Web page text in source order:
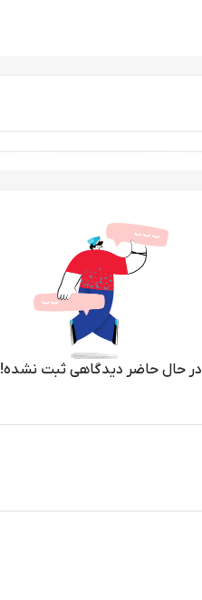
در حال حاضر دیدگاهی ثبت نشده!